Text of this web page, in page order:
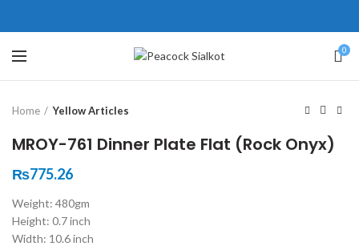
0
Click to enlarge
Home Yellow Articles
MROY-761 Dinner Plate Flat (Rock Onyx)
₨775.26
Weight: 480gm
Height: 0.7 inch
Width: 10.6 inch
壯陽藥台灣購物
，這不是因為缺乏性生活，而
因為缺乏溝通，所以保持談話很
盾越來越大，往往這是ED的情
會變得更加嚴重。
犀利士壯陽藥線上購買
戲都可以很好的幫助你獲得一
高質量的夫妻生活。犀利士治療
鬆，便於陰莖快速充血達到滿
堅硬勃起。在醫學界和陽痿病
望下，犀利士作為新一批藥